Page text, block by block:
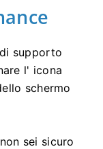
supporto
l' icona
schermo
sei sicuro